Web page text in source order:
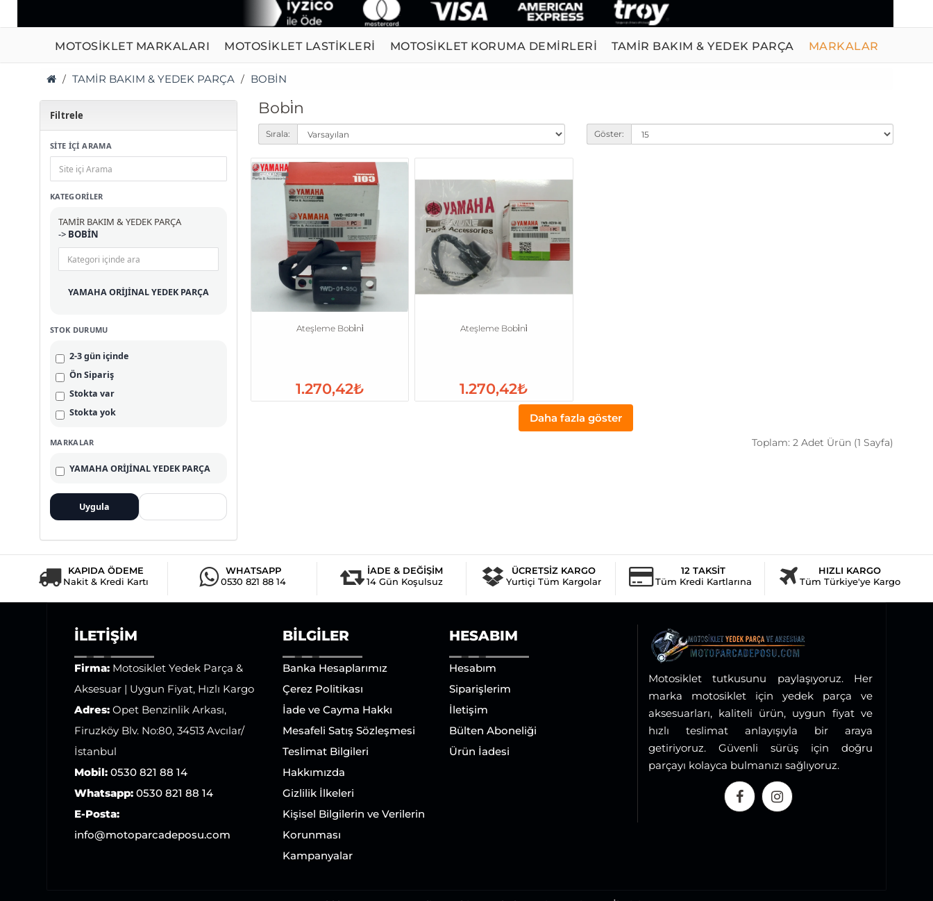
MOTOSİKLET MARKALARI MOTOSİKLET LASTİKLERİ MOTOSİKLET KORUMA DEMİRLERİ TAMİR BAKIM & YEDEK PARÇA MARKALAR
TAMİR BAKIM & YEDEK PARÇA BOBİN
Filtrele
SİTE İÇİ ARAMA
KATEGORILER
TAMİR BAKIM & YEDEK PARÇA
-> BOBİN
YAMAHA ORİJİNAL YEDEK PARÇA
STOK DURUMU
2-3 gün içinde
Ön Sipariş
Stokta var
Stokta yok
MARKALAR
YAMAHA ORİJİNAL YEDEK PARÇA
Uygula
Bobi̇n
Sırala: Göster:
Ateşleme Bobi̇ni̇
1.270,42₺
Ateşleme Bobi̇ni̇
1.270,42₺
Daha fazla göster
Toplam: 2 Adet Ürün (1 Sayfa)
KAPIDA ÖDEME
Nakit & Kredi Kartı
WHATSAPP
0530 821 88 14
İADE & DEĞİŞİM
14 Gün Koşulsuz
ÜCRETSİZ KARGO
Yurtiçi Tüm Kargolar
12 TAKSİT
Tüm Kredi Kartlarına
HIZLI KARGO
Tüm Türkiye'ye Kargo
İLETIŞIM
Firma: Motosiklet Yedek Parça &
Aksesuar | Uygun Fiyat, Hızlı Kargo
Adres: Opet Benzinlik Arkası,
Firuzköy Blv. No:80, 34513 Avcılar/
İstanbul
Mobil: 0530 821 88 14
Whatsapp: 0530 821 88 14
E-Posta:
info@motoparcadeposu.com
BILGILER
Banka Hesaplarımız
Çerez Politikası
İade ve Cayma Hakkı
Mesafeli Satış Sözleşmesi
Teslimat Bilgileri
Hakkımızda
Gizlilik İlkeleri
Kişisel Bilgilerin ve Verilerin
Korunması
Kampanyalar
HESABIM
Hesabım
Siparişlerim
İletişim
Bülten Aboneliği
Ürün İadesi
Motosiklet tutkusunu paylaşıyoruz. Her
marka motosiklet için yedek parça ve
aksesuarları, kaliteli ürün, uygun fiyat ve
hızlı teslimat anlayışıyla bir araya
getiriyoruz. Güvenli sürüş için doğru
parçayı kolayca bulmanızı sağlıyoruz.